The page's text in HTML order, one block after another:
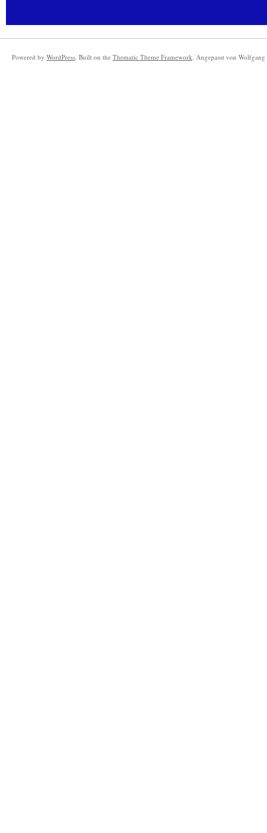
Powered by WordPress. Built on the Thematic Theme Framework. Angepasst von